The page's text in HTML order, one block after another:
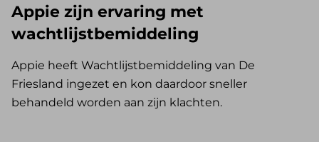
Appie zijn ervaring met
wachtlijstbemiddeling
Appie heeft Wachtlijstbemiddeling van De
Friesland ingezet en kon daardoor sneller
behandeld worden aan zijn klachten.